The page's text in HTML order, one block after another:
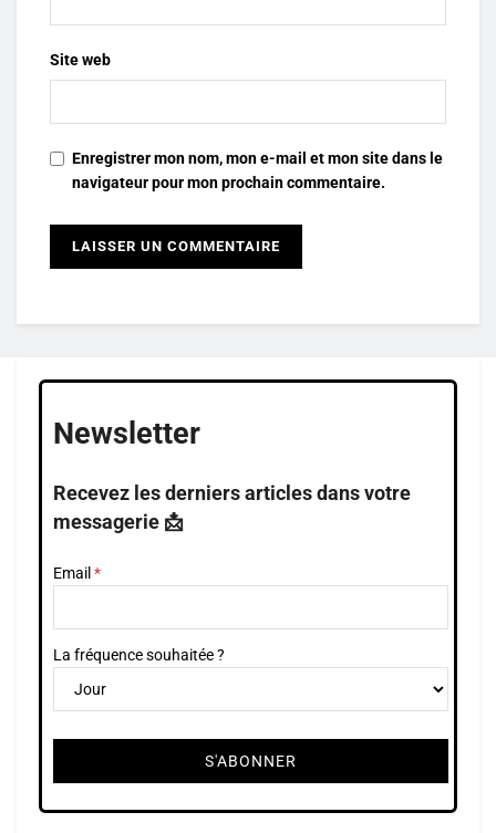
Site web
Enregistrer mon nom, mon e-mail et mon site dans le
navigateur pour mon prochain commentaire.
Newsletter
Recevez les derniers articles dans votre
messagerie 📩
Email
La fréquence souhaitée ?